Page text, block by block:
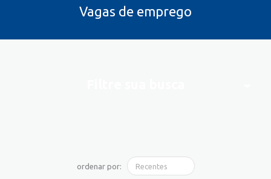
Vagas de emprego
ordenar por: